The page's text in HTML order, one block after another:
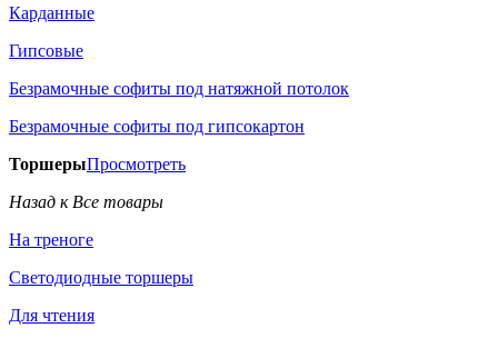
Карданные
Гипсовые
Безрамочные софиты под натяжной потолок
Безрамочные софиты под гипсокартон
ТоршерыПросмотреть
Назад к Все товары
На треноге
Светодиодные торшеры
Для чтения